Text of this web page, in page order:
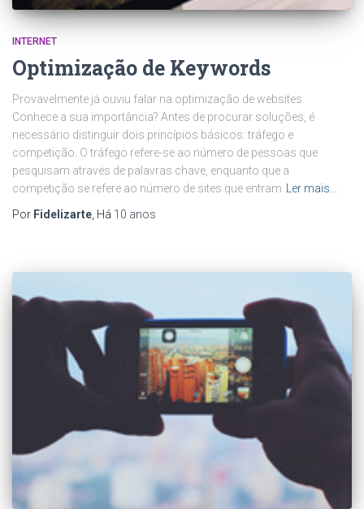
INTERNET
Optimização de Keywords
Provavelmente já ouviu falar na optimização de websites.
Conhece a sua importância? Antes de procurar soluções, é
necessário distinguir dois princípios básicos: tráfego e
competição. O tráfego refere-se ao número de pessoas que
pesquisam através de palavras chave, enquanto que a
competição se refere ao número de sites que entram Ler mais…
Por Fidelizarte , Há 10 anos